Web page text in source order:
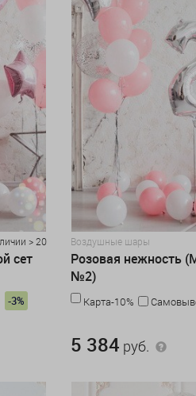
> 20
сет
-3%
Воздушные шары
Розовая нежность
№2)
Карта-10%
5 384 руб.